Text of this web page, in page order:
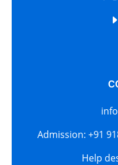
Admission: +91
Help